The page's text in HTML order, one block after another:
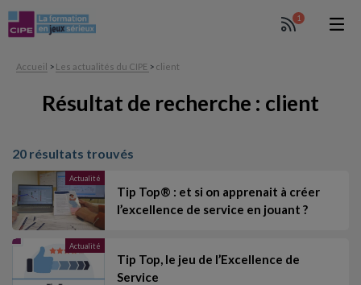
1
Accueil > Les actualités du CIPE > client
Résultat de recherche : client
20 résultats trouvés
Actualité
Tip Top® : et si on apprenait à créer
l’excellence de service en jouant ?
Actualité
Tip Top, le jeu de l’Excellence de
Service